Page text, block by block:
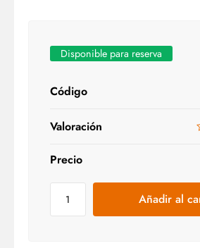
Disponible para reserva
Código
Valoración
Precio
Añadir al